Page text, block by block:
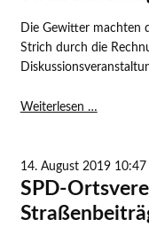
Die Gewitter machten
Strich durch die
Weiterlesen …
bestärkt
SPD-
zu
14. August 2019 10:47
SPD-